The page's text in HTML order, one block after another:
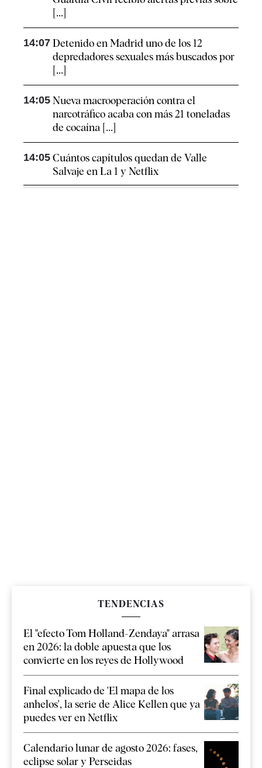
[...]
14:07 Detenido en Madrid uno de los 12
depredadores sexuales más buscados por
[...]
14:05 Nueva macrooperación contra el
narcotráfico acaba con más 21 toneladas
de cocaína [...]
14:05 Cuántos capítulos quedan de Valle
Salvaje en La 1 y Netflix
TENDENCIAS
El "efecto Tom Holland-Zendaya" arrasa
en 2026: la doble apuesta que los
convierte en los reyes de Hollywood
Final explicado de 'El mapa de los
anhelos', la serie de Alice Kellen que ya
puedes ver en Netflix
Calendario lunar de agosto 2026: fases,
eclipse solar y Perseidas